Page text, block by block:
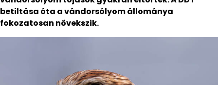
betiltása óta a vándorsólyom állománya
fokozatosan növekszik.